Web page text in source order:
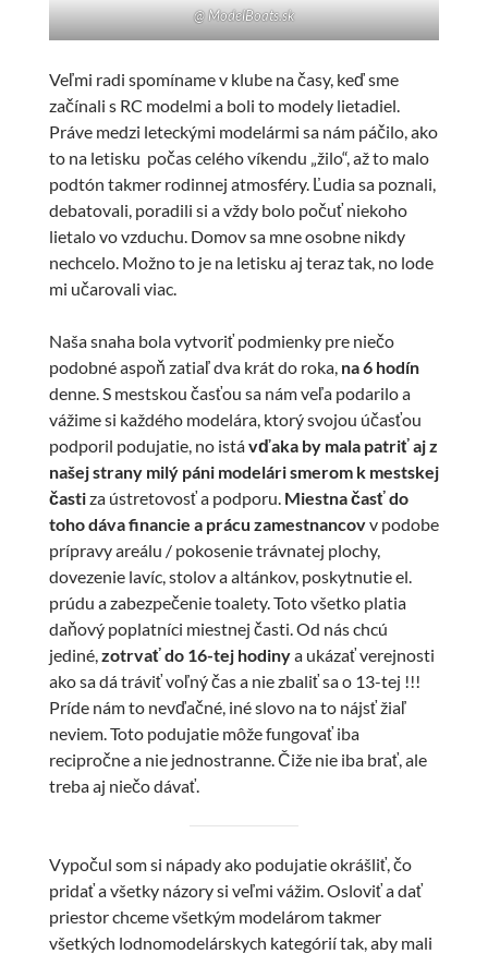
@ ModelBoats.sk
Veľmi radi spomíname v klube na časy, keď sme
začínali s RC modelmi a boli to modely lietadiel.
Práve medzi leteckými modelármi sa nám páčilo, ako
to na letisku počas celého víkendu „žilo“, až to malo
podtón takmer rodinnej atmosféry. Ľudia sa poznali,
debatovali, poradili si a vždy bolo počuť niekoho
lietalo vo vzduchu. Domov sa mne osobne nikdy
nechcelo. Možno to je na letisku aj teraz tak, no lode
mi učarovali viac.
Naša snaha bola vytvoriť podmienky pre niečo
podobné aspoň zatiaľ dva krát do roka, na 6 hodín
denne. S mestskou časťou sa nám veľa podarilo a
vážime si každého modelára, ktorý svojou účasťou
podporil podujatie, no istávďaka by mala patriť aj z
našej strany milý páni modelári smerom k mestskej
častiza ústretovosť a podporu. Miestna časť do
toho dáva financie a prácu zamestnancovv podobe
prípravy areálu / pokosenie trávnatej plochy,
dovezenie lavíc, stolov a altánkov, poskytnutie el.
prúdu a zabezpečenie toalety. Toto všetko platia
daňový poplatníci miestnej časti. Od nás chcú
jediné,zotrvať do 16-tej hodinya ukázať verejnosti
ako sa dá tráviť voľný čas a nie zbaliť sa o 13-tej !!!
Príde nám to nevďačné, iné slovo na to nájsť žiaľ
neviem. Toto podujatie môže fungovať iba
recipročne a nie jednostranne. Čiže nie iba brať, ale
treba aj niečo dávať.
Vypočul som si nápady ako podujatie okrášliť, čo
pridať a všetky názory si veľmi vážim. Osloviť a dať
priestor chceme všetkým modelárom takmer
všetkých lodnomodelárskych kategórií tak, aby mali